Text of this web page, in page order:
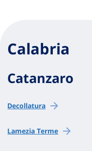
Calabria
Catanzaro
Decollatura
Lamezia Terme